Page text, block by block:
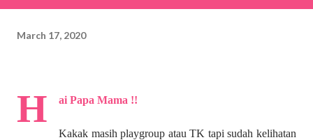
March 17, 2020
H ai Papa Mama !!
Kakak masih playgroup atau TK tapi sudah kelihatan